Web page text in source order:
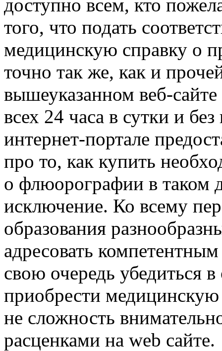
доступно всем, кто
того, что подать
медицинскую справку о
точно так же, как и
вышеуказанном веб-
всех 24 часа в сутки и
интернет-портале
про то, как купить
о флюорографии в таком
исключение. Ко всему
образования
адресовать
свою очередь убедиться
приобрести медицинскую
не сложность
расценками на web сайте.